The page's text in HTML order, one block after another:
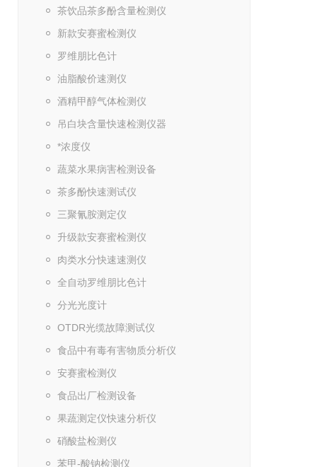
茶饮品茶多酚含量检测仪
新款安赛蜜检测仪
罗维朋比色计
油脂酸价速测仪
酒精甲醇气体检测仪
吊白块含量快速检测仪器
*浓度仪
蔬菜水果病害检测设备
茶多酚快速测试仪
三聚氰胺测定仪
升级款安赛蜜检测仪
肉类水分快速速测仪
全自动罗维朋比色计
分光光度计
OTDR光缆故障测试仪
食品中有毒有害物质分析仪
安赛蜜检测仪
食品出厂检测设备
果蔬测定仪快速分析仪
硝酸盐检测仪
苯甲-酸钠检测仪